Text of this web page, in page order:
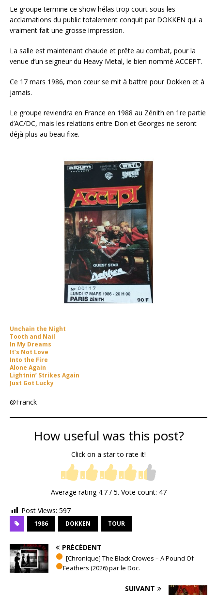
Le groupe termine ce show hélas trop court sous les
acclamations du public totalement conquit par DOKKEN qui a
vraiment fait une grosse impression.
La salle est maintenant chaude et prête au combat, pour la
venue d’un seigneur du Heavy Metal, le bien nommé ACCEPT.
Ce 17 mars 1986, mon cœur se mit à battre pour Dokken et à
jamais.
Le groupe reviendra en France en 1988 au Zénith en 1re partie
d’AC/DC, mais les relations entre Don et Georges ne seront
déjà plus au beau fixe.
Unchain the Night
Tooth and Nail
In My Dreams
It’s Not Love
Into the Fire
Alone Again
Lightnin’ Strikes Again
Just Got Lucky
@Franck
How useful was this post?
Click on a star to rate it!
Average rating 4.7/ 5. Vote count: 47
Post Views: 597
1986 DOKKEN TOUR
PRÉCÉDENT
[Chronique] The Black Crowes – A Pound Of
Feathers (2026) par le Doc.
SUIVANT